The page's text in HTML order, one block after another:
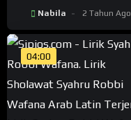
Nabila 2 Tahun Ago
04:00